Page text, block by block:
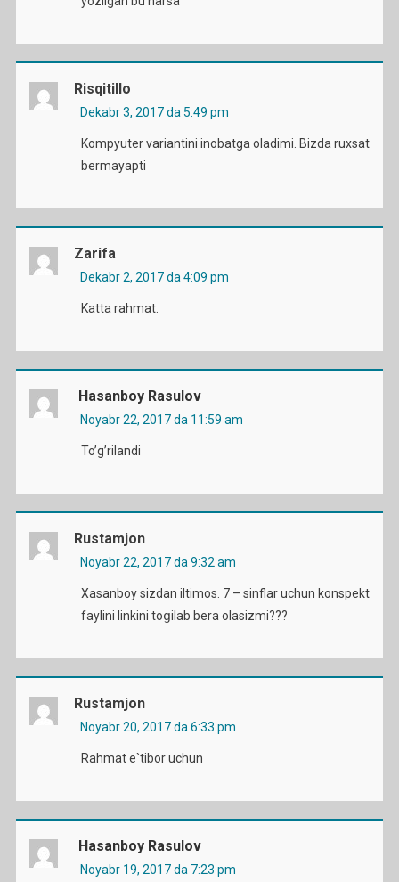
Risqitillo
Dekabr 3, 2017 da 5:49 pm
Kompyuter variantini inobatga oladimi. Bizda ruxsat
bermayapti
Zarifa
Dekabr 2, 2017 da 4:09 pm
Katta rahmat.
Hasanboy Rasulov
Noyabr 22, 2017 da 11:59 am
To’g’rilandi
Rustamjon
Noyabr 22, 2017 da 9:32 am
Xasanboy sizdan iltimos. 7 – sinflar uchun konspekt
faylini linkini togilab bera olasizmi???
Rustamjon
Noyabr 20, 2017 da 6:33 pm
Rahmat e`tibor uchun
Hasanboy Rasulov
Noyabr 19, 2017 da 7:23 pm